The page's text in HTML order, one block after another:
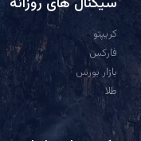
کریپتو
فارکس
بازار بورس
طلا